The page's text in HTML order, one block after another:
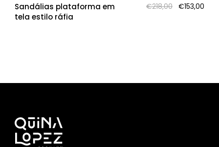
Sandálias plataforma em
tela estilo ráfia
€218,00 O
€153,00